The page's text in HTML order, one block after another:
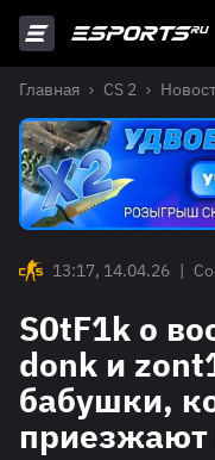
Главная CS 2
13:17, 14.04.26 |
S0tF1k о
donk и
бабушки,